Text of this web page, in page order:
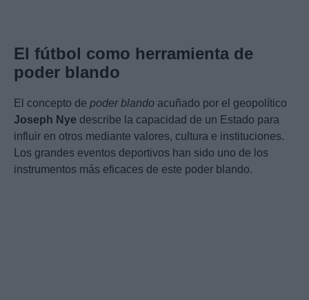
El fútbol como herramienta de
poder blando
El concepto de poder blando acuñado por el geopolítico
Joseph Nye describe la capacidad de un Estado para
influir en otros mediante valores, cultura e instituciones.
Los grandes eventos deportivos han sido uno de los
instrumentos más eficaces de este poder blando.